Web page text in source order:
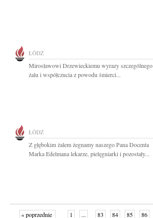
ŁÓDŹ
Mirosławowi Drzewieckiemu wyrazy szczególnego
żalu i współczucia z powodu śmierci...
ŁÓDŹ
Z głębokim żalem żegnamy naszego Pana Docenta
Marka Edelmana lekarze, pielęgniarki i pozostały...
« poprzednie 1 ... 83 84 85 86